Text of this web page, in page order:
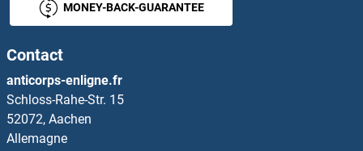
RGS6 Anticorps
RGS7 Anticorps
RGS8 Anticorps
Rh Family C Glycoprotein Anticorps
MONEY-BACK-GUARANTEE
Contact
anticorps-enligne.fr
Schloss-Rahe-Str. 15
52072, Aachen
Allemagne